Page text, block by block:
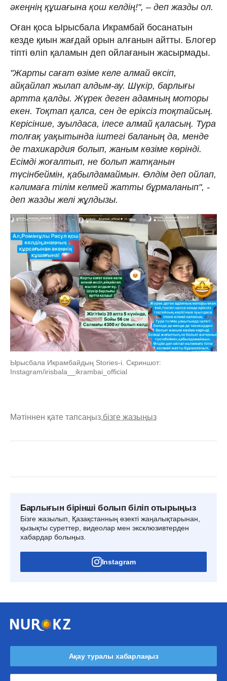
әкеңнің құшағына қош келдің!", – деп жазды ол.
Оған қоса Ырысбала Икрамбай босанатын
кезде қиын жағдай орын алғанын айтты. Блогер
тіпті өліп қаламын деп ойлағанын жасырмады.
"Жарты сағат өзіме келе алмай өксіп,
айқайлап жылап алдым-ау. Шүкір, барлығы
артта қалды. Жүрек деген адамның моторы
екен. Тоқтап қалса, сен де еріксіз тоқтайсың.
Керісінше, зуылдаса, ілесе алмай қаласың. Тура
толғақ уақытында іштегі баланың да, менде
де тахикардия болып, жаным көзіме көрінді.
Есімді жоғалтып, не болып жатқанын
түсінбеймін, қабылдамаймын. Өлдім деп ойлап,
кәлимаға тілім келмей жатты бұрмаланып", -
деп жазды желі жұлдызы.
Ырысбала Икрамбайдың Stories-i. Скриншот:
Instagram/irisbala__ikrambai_official
Мәтіннен қате тапсаңыз,бізге жазыңыз
Барлығын бірінші болып біліп отырыңыз
Бізге жазылып, Қазақстанның өзекті жаңалықтарынан,
қызықты суреттер, видеолар мен эксклюзивтерден
хабардар болыңыз.
Instagram
Ақау туралы хабарлаңыз